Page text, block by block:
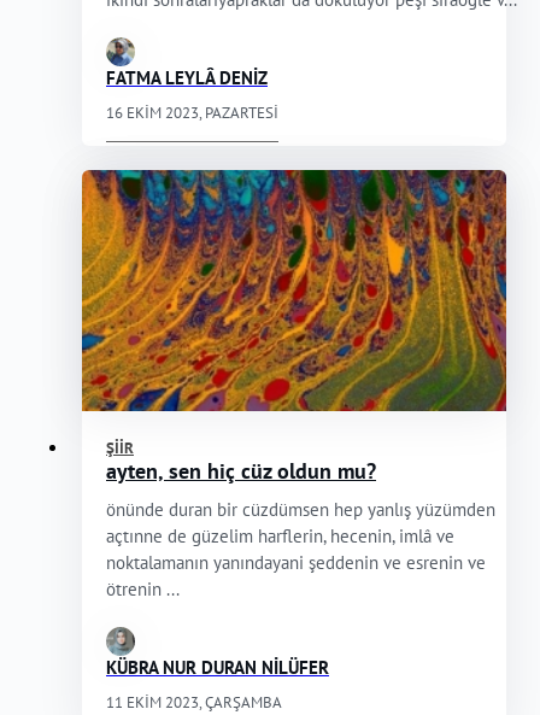
FATMA LEYLÂ DENİZ
16 EKIM 2023, PAZARTESI
ŞIIR
ayten, sen hiç cüz oldun mu?
önünde duran bir cüzdümsen hep yanlış yüzümden
açtınne de güzelim harflerin, hecenin, imlâ ve
noktalamanın yanındayani şeddenin ve esrenin ve
ötrenin ...
KÜBRA NUR DURAN NİLÜFER
11 EKIM 2023, ÇARŞAMBA